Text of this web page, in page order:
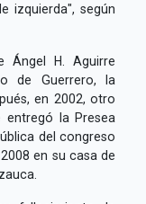
izquierda", según
Ángel H. Aguirre
de Guerrero, la
en 2002, otro
entregó la Presea
del congreso
en su casa de